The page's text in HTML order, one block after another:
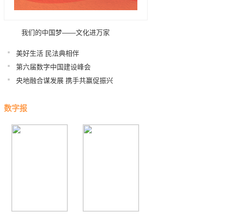
我们的中国梦——文化进万家
美好生活 民法典相伴
第六届数字中国建设峰会
央地融合谋发展 携手共赢促振兴
数字报